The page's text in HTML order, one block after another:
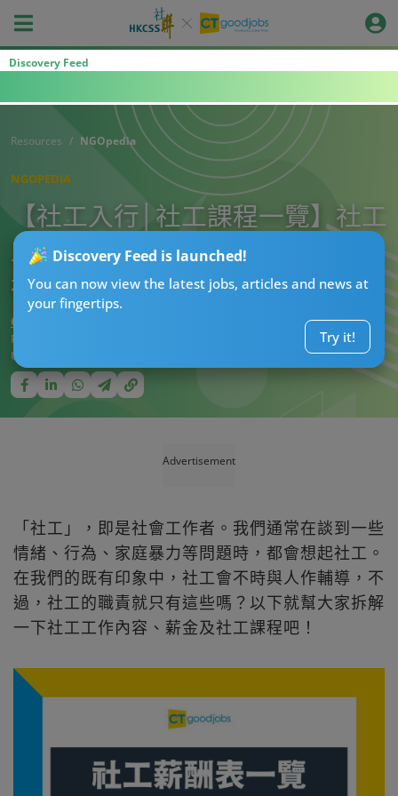
Discovery Feed
Discovery Feed is launched!
You can now view the latest jobs, articles and news at
your fingertips.
Try it!
Resources NGOpedia
NGOPEDIA
【社工入行│社工課程一覽】社工
工作唔係你諗咁簡單！一文睇晒
社工工作內容、人工及社工課程
CTgoodjobs’ Editor
Published:
Updated:
Advertisement
「社工」，即是社會工作者。我們通常在談到一些
情緒、行為、家庭暴力等問題時，都會想起社工。
在我們的既有印象中，社工會不時與人作輔導，不
過，社工的職責就只有這些嗎？以下就幫大家拆解
一下社工工作內容、薪金及社工課程吧！